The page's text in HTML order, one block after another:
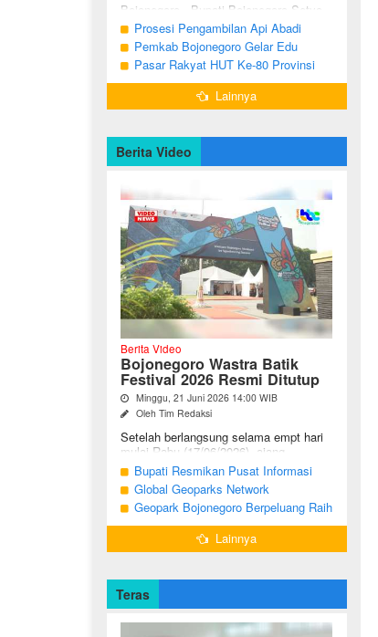
Bojonegoro - Bupati Bojonegoro Setyo
Wahono, didampingi Wakil Bupati Nurul
Azizah dan Ketua DPRD Abdulloh
Umar, bersama jajaran Forkopimda
Bojonegoro ...
Prosesi Pengambilan Api Abadi
Peringatan Hari Jadi Bojonegoro Ke-
348
Pemkab Bojonegoro Gelar Edu
Champ dan Coaching Clinic Seni
Reog dan Jaranan
Pasar Rakyat HUT Ke-80 Provinsi
Jawa Timur di Bojonegoro
Lainnya
Berita Video
Berita Video
Bojonegoro Wastra Batik
Festival 2026 Resmi Ditutup
Minggu, 21 Juni 2026 14:00 WIB
Oleh Tim Redaksi
Setelah berlangsung selama empt hari
mulai Rabu (17/06/2026), ajang
Bojonegoro Wastra Batik Festival
(BWBF) 2026 resmi ditutup oleh Ketua
Dekranasda ...
Bupati Resmikan Pusat Informasi
Geologi Geopark Bojonegoro
Global Geoparks Network
Association Kunjungi Sejumlah
Geosite di Bojonegoro
Geopark Bojonegoro Berpeluang Raih
UNESCO Global Geopark
Lainnya
Teras